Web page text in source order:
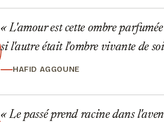
L'amour est cette ombre
si l'autre était l'ombre vivante de
HAFID AGGOUNE
Le passé prend racine dans